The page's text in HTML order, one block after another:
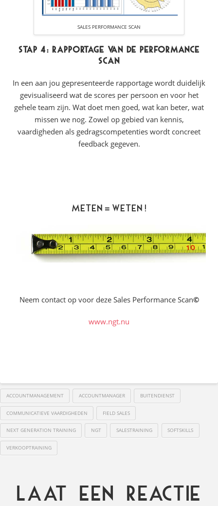
SALES PERFORMANCE SCAN
Stap 4: Rapportage van de Performance
Scan
In een aan jou gepresenteerde rapportage wordt duidelijk
gevisualiseerd wat de scores per persoon en voor het
gehele team zijn. Wat doet men goed, wat kan beter, wat
missen we nog. Zowel op gebied van kennis,
vaardigheden als gedragscompetenties wordt concreet
feedback gegeven.
Meten = weten !
Neem contact op voor deze Sales Performance Scan©
www.ngt.nu
ACCOUNTMANAGEMENT ACCOUNTMANAGER BUITENDIENST
COMMUNICATIEVE VAARDIGHEDEN FIELD SALES
NEXT GENERATION TRAINING NGT SALESTRAINING SOFTSKILLS
VERKOOPTRAINING
Laat een reactie